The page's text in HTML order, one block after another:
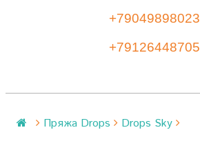
+79049898023
+79126448705
Пряжа Drops Drops Sky